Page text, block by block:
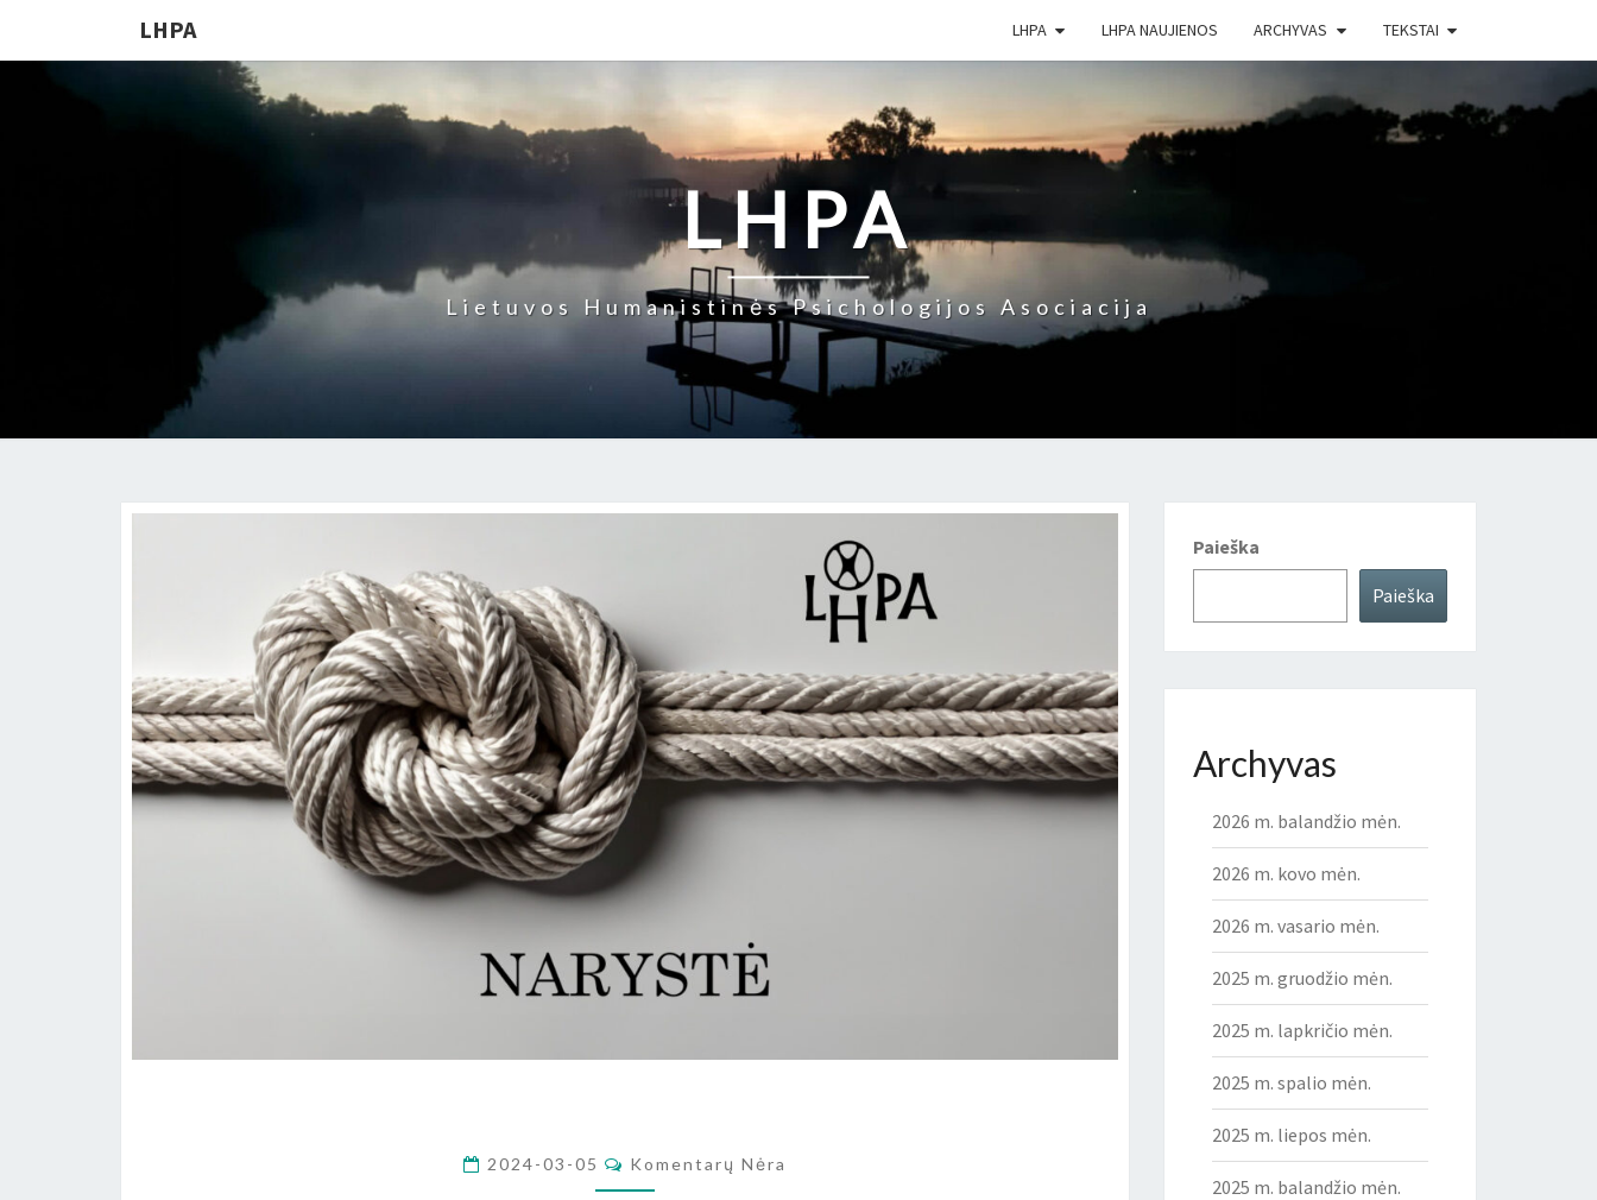
LHPA LHPA LHPA NAUJIENOS ARCHYVAS TEKSTAI
LHPA
Lietuvos Humanistinės Psichologijos Asociacija
2024-03-05 Komentarai
Komentarų Nėra
Paieška
Paieška
Archyvas
2026 m. balandžio mėn.
2026 m. kovo mėn.
2026 m. vasario mėn.
2025 m. gruodžio mėn.
2025 m. lapkričio mėn.
2025 m. spalio mėn.
2025 m. liepos mėn.
2025 m. balandžio mėn.